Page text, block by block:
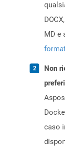
MD e
Non
caso